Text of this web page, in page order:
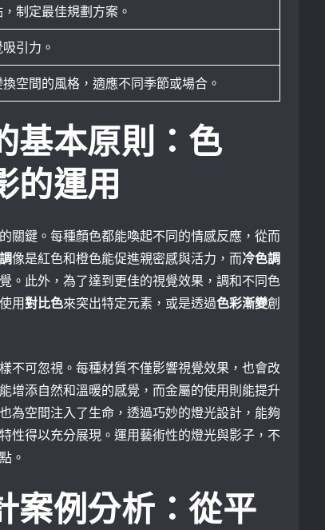
制定最佳規劃方案。
引力。
空間的風格，適應不同季節或場合。
基本原則：色
的運用
關鍵。每種顏色都能喚起不同的情感反應，從而
像是紅色和橙色能促進親密感與活力，而冷色調
。此外，為了達到更佳的視覺效果，調和不同色
用對比色來突出特定元素，或是透過色彩漸變創
不可忽視。每種材質不僅影響視覺效果，也會改
能增添自然和溫暖的感覺，而金屬的使用則能提升
為空間注入了生命，透過巧妙的燈光設計，能夠
性得以充分展現。運用藝術性的燈光與影子，不
。
案例分析：從平